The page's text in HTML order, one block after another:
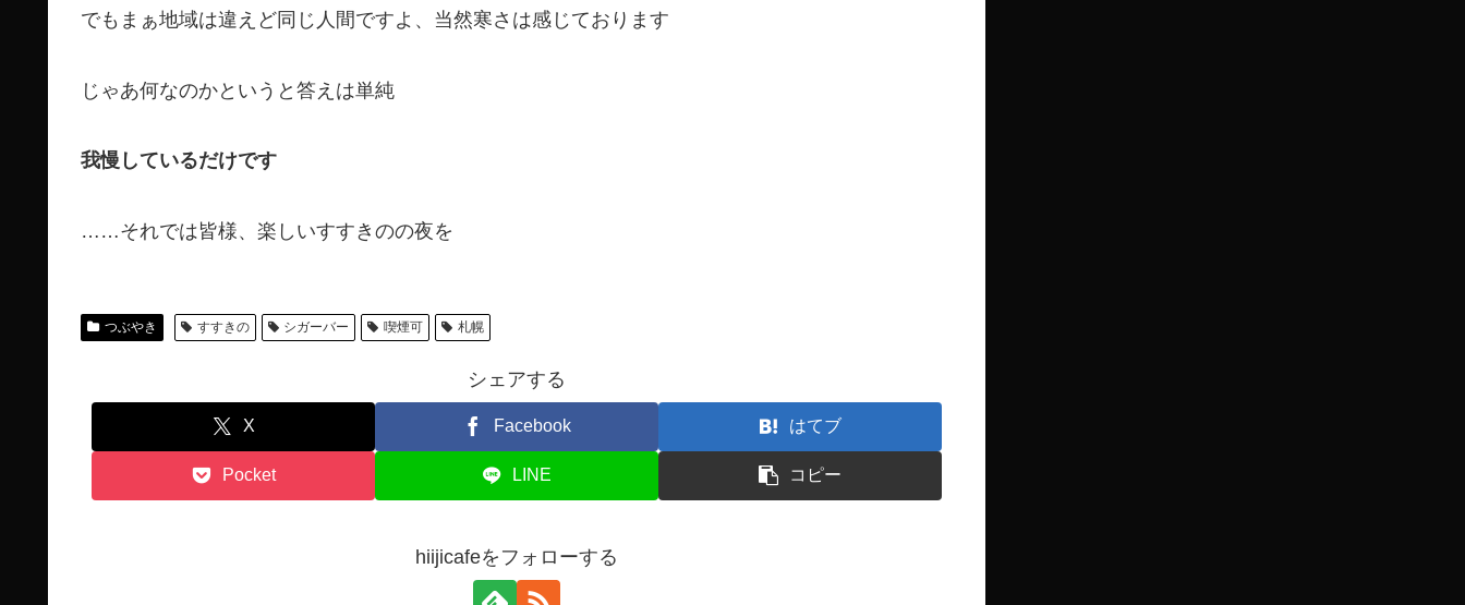
でもまぁ地域は違えど同じ人間ですよ、当然寒さは感じております
じゃあ何なのかというと答えは単純
我慢しているだけです
……それでは皆様、楽しいすすきのの夜を
つぶやき すすきの シガーバー 喫煙可 札幌
シェアする
X Facebook はてブ
Pocket LINE コピー
hiijicafeをフォローする